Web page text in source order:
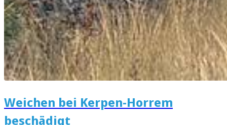
Weichen bei Kerpen-Horrem
beschädigt